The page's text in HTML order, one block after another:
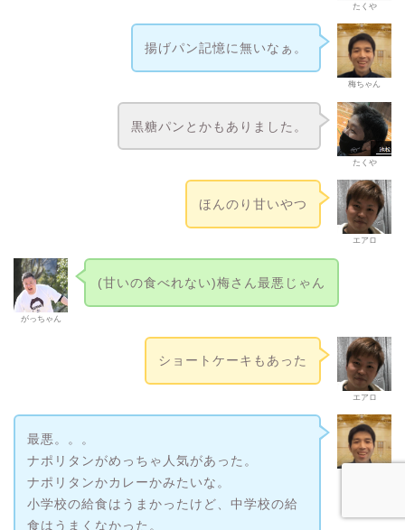
たくや
梅ちゃん
揚げパン記憶に無いなぁ。
たくや
黒糖パンとかもありました。
エアロ
ほんのり甘いやつ
がっちゃん
(甘いの食べれない)梅さん最悪じゃん
エアロ
ショートケーキもあった
最悪。。。
ナポリタンがめっちゃ人気があった。
ナポリタンかカレーかみたいな。
小学校の給食はうまかったけど、中学校の給
食はうまくなかった。